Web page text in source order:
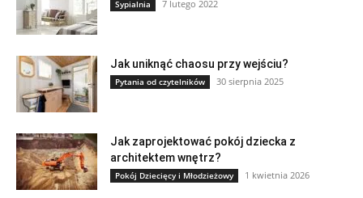
Sypialnia 7 lutego 2022
Jak uniknąć chaosu przy wejściu?
Pytania od czytelników 30 sierpnia 2025
Jak zaprojektować pokój dziecka z
architektem wnętrz?
Pokój Dziecięcy i Młodzieżowy 1 kwietnia 2026